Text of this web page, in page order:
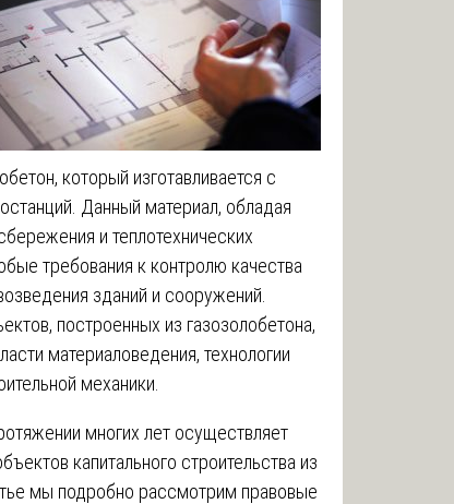
который изготавливается с
Данный материал, обладая
и теплотехнических
требования к контролю качества
зданий и сооружений.
построенных из газозолобетона,
материаловедения, технологии
механики.
многих лет осуществляет
капитального строительства из
мы подробно рассмотрим правовые